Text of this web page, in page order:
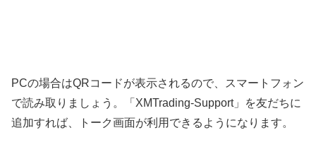
PCの場合はQRコードが表示されるので、スマートフォン
で読み取りましょう。「XMTrading-Support」を友だちに
追加すれば、トーク画面が利用できるようになります。